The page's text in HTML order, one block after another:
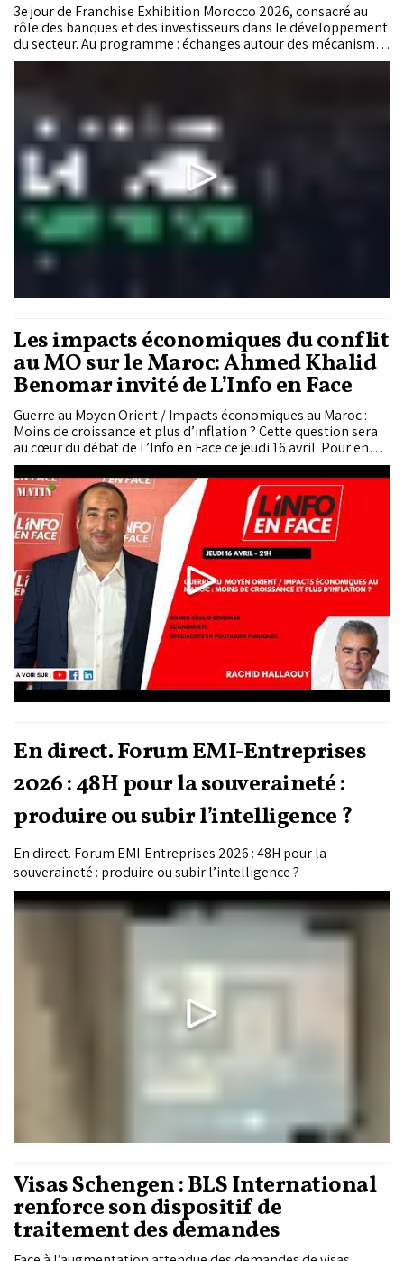
3e jour de Franchise Exhibition Morocco 2026, consacré au
rôle des banques et des investisseurs dans le développement
du secteur. Au programme : échanges autour des mécanismes
de financement, des conditions d’accès aux capitaux et des
de franchise au Maroc.
Les impacts économiques du conflit
au MO sur le Maroc: Ahmed Khalid
Benomar invité de L’Info en Face
Guerre au Moyen Orient / Impacts économiques au Maroc :
Moins de croissance et plus d’inflation ? Cette question sera
au cœur du débat de L’Info en Face ce jeudi 16 avril. Pour en
discuter, Rachid Hallaouy reçoit Ahmed Khalid Benomar,
économiste & spécialiste en politiques publiques.
En direct. Forum EMI-Entreprises
2026 : 48H pour la souveraineté :
produire ou subir l’intelligence ?
En direct. Forum EMI-Entreprises 2026 : 48H pour la
souveraineté : produire ou subir l’intelligence ?
Visas Schengen : BLS International
renforce son dispositif de
traitement des demandes